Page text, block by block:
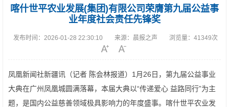
喀什世平农业发展(集团)有限公司荣膺第九届公益事
业年度社会责任先锋奖
发布时间： 2026-01-28 22:30:10 来源： 晨报之声 浏览量： 41349次
凤凰新闻社新疆讯（记者 陈会林报道）1月26日，第九届公益事业
大典在广州凤凰城圆满落幕，本届大典以“传递爱心 益路同行”为主
题，是国内公益慈善领域极具影响力的年度盛事。喀什世平农业发